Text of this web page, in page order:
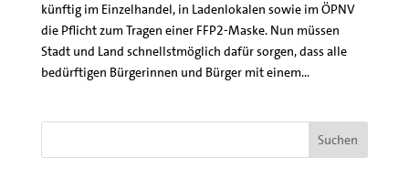
künftig im Einzelhandel, in Ladenlokalen sowie im ÖPNV
die Pflicht zum Tragen einer FFP2-Maske. Nun müssen
Stadt und Land schnellstmöglich dafür sorgen, dass alle
bedürftigen Bürgerinnen und Bürger mit einem...
Suchen